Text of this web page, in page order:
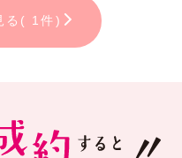
る( 1件)